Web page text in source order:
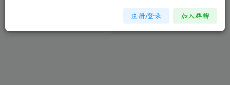
注册/登录 加入群聊